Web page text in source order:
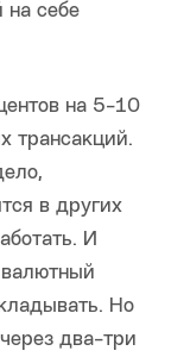
на себе
на 5-10
трансакций.
в других
И
Но
два-три